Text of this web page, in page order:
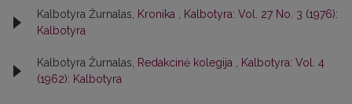
Kalbotyra Žurnalas, Kronika
Kalbotyra: Vol. 27 No. 3 (1976):
Kalbotyra
Kalbotyra Žurnalas, Redakcinė kolegija
Kalbotyra: Vol. 4
(1962): Kalbotyra